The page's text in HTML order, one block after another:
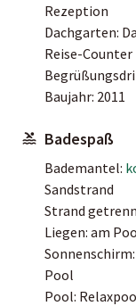
Rezeption
Dachgarten:
Reise-Counter
Baujahr: 2011
Badespaß
Bademantel:
Sandstrand
Strand
Liegen: am
Pool
Pool: